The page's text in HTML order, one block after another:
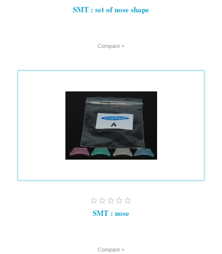
SMT : set of nose shape
+ Compare
SMT : nose
+ Compare